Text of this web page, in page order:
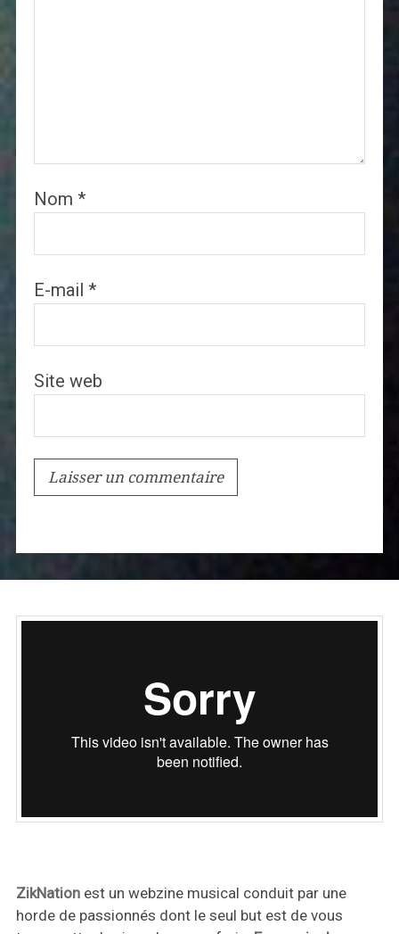
Nom *
E-mail *
Site web
ZikNationest un webzine musical conduit par une
horde de passionnés dont le seul but est de vous